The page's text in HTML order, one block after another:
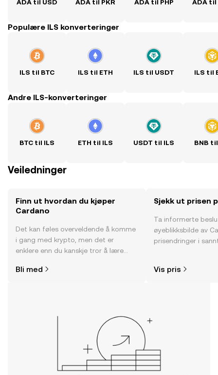
ADA til USD ADA til PKR ADA til PHP ADA til
Populære ILS konverteringer
ILS til BTC ILS til ETH ILS til USDT ILS til
Andre ILS-konverteringer
BTC til ILS ETH til ILS USDT til ILS BNB
Veiledninger
Finn ut hvordan du kjøper
Cardano
Det kan føles overveldende å komme
i gang med krypto, men det er
enklere enn du kanskje tror å lære
Kom i gang med reisen din på OKX-
Bli med
Sjekk ut prisen
Ta informerte
øyeblikksbilde av
prisendringer i
Vis pris